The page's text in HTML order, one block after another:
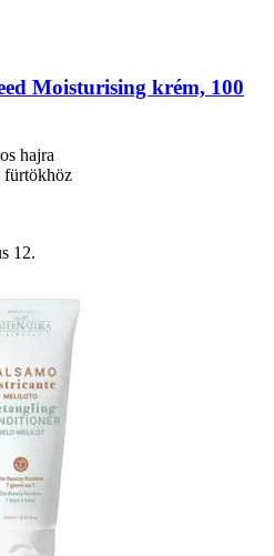
Moisturising krém, 100
hajra
fürtökhöz
12.